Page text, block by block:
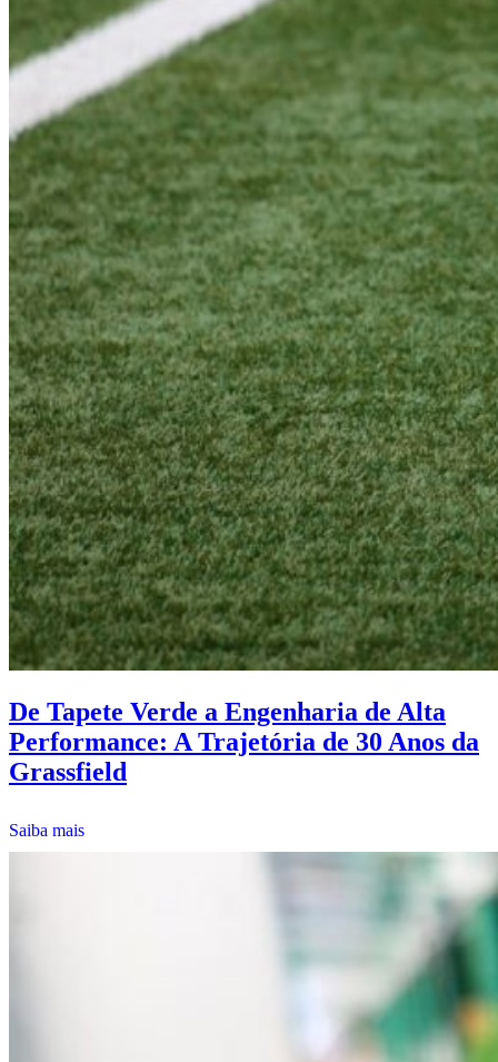
De Tapete Verde a Engenharia de Alta
Performance: A Trajetória de 30 Anos da
Grassfield
Saiba mais